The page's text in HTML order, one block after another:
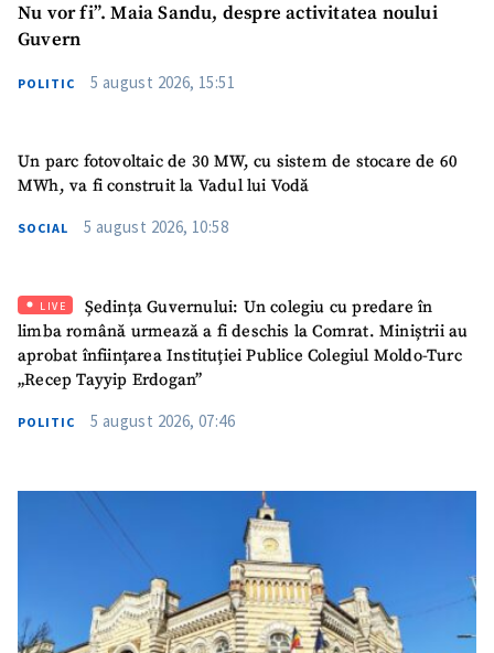
Nu vor fi”. Maia Sandu, despre activitatea noului
Guvern
POLITIC 5 august 2026, 15:51
Un parc fotovoltaic de 30 MW, cu sistem de stocare de 60
MWh, va fi construit la Vadul lui Vodă
SOCIAL 5 august 2026, 10:58
LIVE
Ședința Guvernului: Un colegiu cu predare în
limba română urmează a fi deschis la Comrat. Miniștrii au
aprobat înființarea Instituției Publice Colegiul Moldo-Turc
„Recep Tayyip Erdogan”
POLITIC 5 august 2026, 07:46